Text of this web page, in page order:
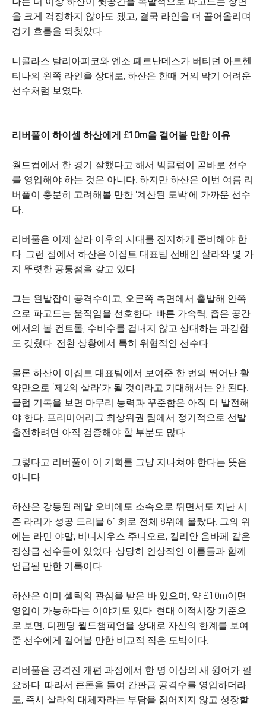
을 크게 걱정하지 않아도 됐고, 결국 라인을 더 끌어올리며
경기 흐름을 되찾았다.
니콜라스 탈리아피코와 엔소 페르난데스가 버티던 아르헨
티나의 왼쪽 라인을 상대로, 하산은 한때 거의 막기 어려운
선수처럼 보였다.
리버풀이 하이셈 하산에게 £10m을 걸어볼 만한 이유
월드컵에서 한 경기 잘했다고 해서 빅클럽이 곧바로 선수
를 영입해야 하는 것은 아니다. 하지만 하산은 이번 여름 리
버풀이 충분히 고려해볼 만한 ‘계산된 도박’에 가까운 선수
다.
리버풀은 이제 살라 이후의 시대를 진지하게 준비해야 한
다. 그런 점에서 하산은 이집트 대표팀 선배인 살라와 몇 가
지 뚜렷한 공통점을 갖고 있다.
그는 왼발잡이 공격수이고, 오른쪽 측면에서 출발해 안쪽
으로 파고드는 움직임을 선호한다. 빠른 가속력, 좁은 공간
에서의 볼 컨트롤, 수비수를 겁내지 않고 상대하는 과감함
도 갖췄다. 전환 상황에서 특히 위협적인 선수다.
물론 하산이 이집트 대표팀에서 보여준 한 번의 뛰어난 활
약만으로 ‘제2의 살라’가 될 것이라고 기대해서는 안 된다.
클럽 기록을 보면 마무리 능력과 꾸준함은 아직 더 발전해
야 한다. 프리미어리그 최상위권 팀에서 정기적으로 선발
출전하려면 아직 검증해야 할 부분도 많다.
그렇다고 리버풀이 이 기회를 그냥 지나쳐야 한다는 뜻은
아니다.
하산은 강등된 레알 오비에도 소속으로 뛰면서도 지난 시
즌 라리가 성공 드리블 61회로 전체 8위에 올랐다. 그의 위
에는 라민 야말, 비니시우스 주니오르, 킬리안 음바페 같은
정상급 선수들이 있었다. 상당히 인상적인 이름들과 함께
언급될 만한 기록이다.
하산은 이미 셀틱의 관심을 받은 바 있으며, 약 £10m이면
영입이 가능하다는 이야기도 있다. 현대 이적시장 기준으
로 보면, 디펜딩 월드챔피언을 상대로 자신의 한계를 보여
준 선수에게 걸어볼 만한 비교적 작은 도박이다.
리버풀은 공격진 개편 과정에서 한 명 이상의 새 윙어가 필
요하다. 따라서 큰돈을 들여 간판급 공격수를 영입하더라
도, 즉시 살라의 대체자라는 부담을 짊어지지 않고 성장할